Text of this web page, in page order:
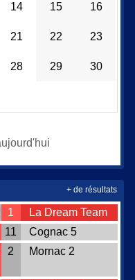
14 15 16
21 22 23
28 29 30
1 La Dream Team
11 Cognac 5
2 Mornac 2
+ de résultats